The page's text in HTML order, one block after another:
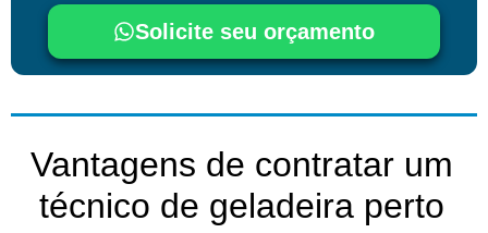
Solicite seu orçamento
Vantagens de contratar um
técnico de geladeira perto